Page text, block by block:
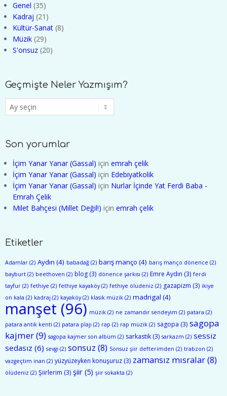
Genel (35)
Kadraj (21)
Kültür-Sanat (8)
Müzik (29)
S'onsuz (20)
Geçmişte Neler Yazmışım?
Geçmişte
Neler
Son yorumlar
İçim Yanar Yanar (Gassal) için emrah çelik
İçim Yanar Yanar (Gassal) için Edebiyatkolik
İçim Yanar Yanar (Gassal) için Nurlar İçinde Yat Ferdi Baba -
Emrah Çelik
Milet Bahçesi (Millet Değil!) için emrah çelik
Etiketler
Adamlar (2) Aydın (4) babadağ (2) barış manço (4) barış manço dönence (2)
bayburt (2) beethoven (2) blog (3) dönence şarkısı (2) Emre Aydın (3) ferdi
tayfur (2) fethiye (2) fethiye kayaköy(2) fethiye ölüdeniz (2) gazapizm (3) ikiye
on kala (2) kadraj (2) kayaköy(2) klasik müzik (2) madrigal (4)
manşet (96) müzik (2) ne zamandır sendeyim (2) patara (2)
patara antik kenti (2) patara plajı (2) rap (2) rap müzik (2) sagopa (3) sagopa
kajmer(9) sagopa kajmer son albüm (2) sarkastik (3) sarkazm (2) sessiz
sedasız (6) sevgi (2) sonsuz (8) Sonsuz şiir defterimden (2) trabzon (2)
vazgeçtim inan (2) yüzyüzeyken konuşuruz (3) zamansız mısralar(8)
ölüdeniz (2) Şiirlerim (3) şiir (5) şiir sokakta (2)